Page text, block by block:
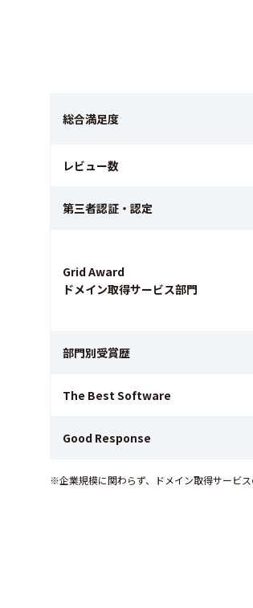
総合満足度
レビュー数
第三者認証・認定
Grid Award
ドメイン取得サービス部門
部門別受賞歴
The Best Software
Good Response
※企業規模に関わらず、ドメイン取得サービ